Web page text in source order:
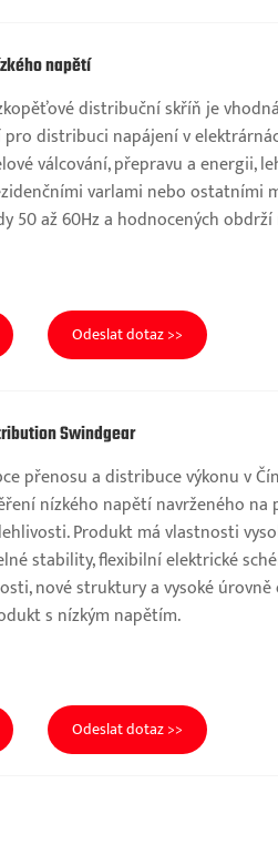
napětí
distribuční skříň je
distribuci napájení v
válcování, přepravu a energii,
varlami nebo ostatními
50 až 60Hz a hodnocených
Odeslat dotaz >>
Swindgear
přenosu a distribuce výkonu v
nízkého napětí navrženého na
Produkt má vlastnosti
stability, flexibilní elektrické
nové struktury a vysoké
s nízkým napětím.
Odeslat dotaz >>